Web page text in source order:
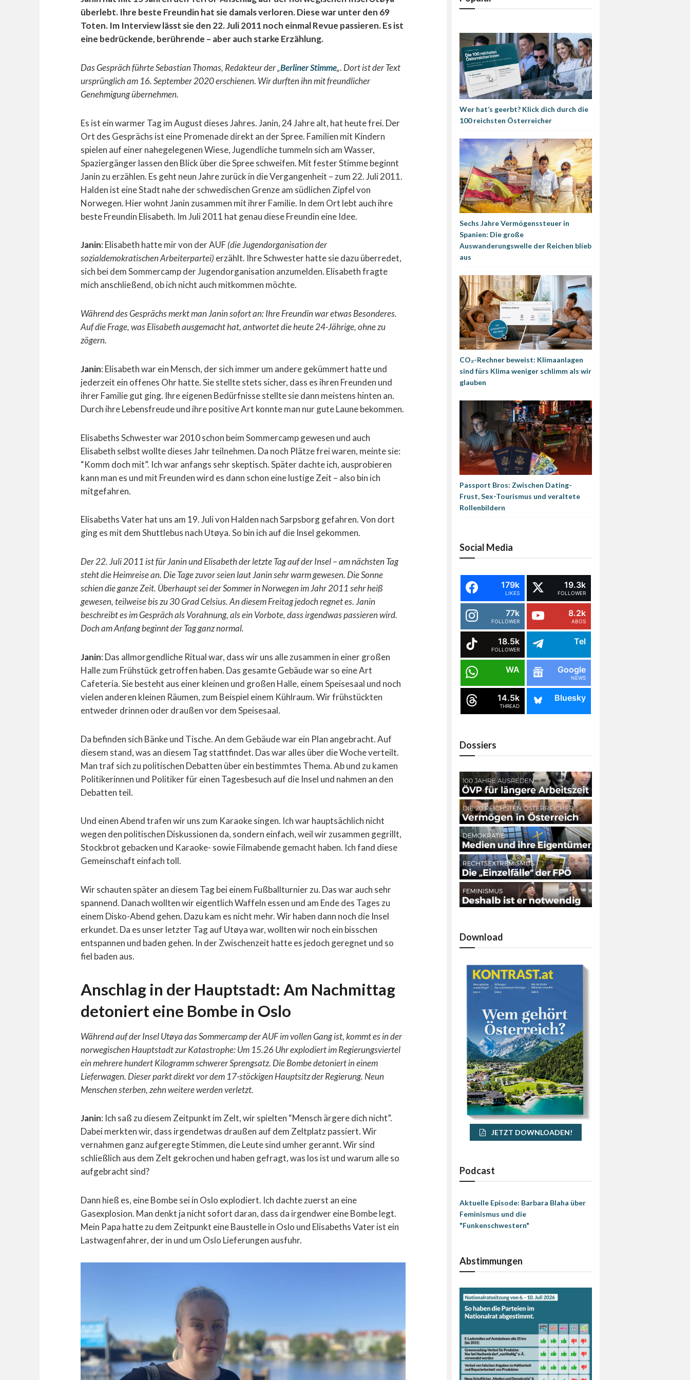
überlebt. Ihre beste Freundin hat sie damals verloren. Diese war unter den 69
Toten. Im Interview lässt sie den 22. Juli 2011 noch einmal Revue passieren. Es ist
eine bedrückende, berührende – aber auch starke Erzählung.
Das Gespräch führte Sebastian Thomas, Redakteur der „Berliner Stimme„. Dort ist der Text
ursprünglich am 16. September 2020 erschienen. Wir durften ihn mit freundlicher
Genehmigung übernehmen.
Es ist ein warmer Tag im August dieses Jahres. Janin, 24 Jahre alt, hat heute frei. Der
Ort des Gesprächs ist eine Promenade direkt an der Spree. Familien mit Kindern
spielen auf einer nahegelegenen Wiese, Jugendliche tummeln sich am Wasser,
Spaziergänger lassen den Blick über die Spree schweifen. Mit fester Stimme beginnt
Janin zu erzählen. Es geht neun Jahre zurück in die Vergangenheit – zum 22. Juli 2011.
Halden ist eine Stadt nahe der schwedischen Grenze am südlichen Zipfel von
Norwegen. Hier wohnt Janin zusammen mit ihrer Familie. In dem Ort lebt auch ihre
beste Freundin Elisabeth. Im Juli 2011 hat genau diese Freundin eine Idee.
Janin: Elisabeth hatte mir von der AUF(die Jugendorganisation der
sozialdemokratischen Arbeiterpartei) erzählt. Ihre Schwester hatte sie dazu überredet,
sich bei dem Sommercamp der Jugendorganisation anzumelden. Elisabeth fragte
mich anschließend, ob ich nicht auch mitkommen möchte.
Während des Gesprächs merkt man Janin sofort an: Ihre Freundin war etwas Besonderes.
Auf die Frage, was Elisabeth ausgemacht hat, antwortet die heute 24-Jährige, ohne zu
zögern.
Janin: Elisabeth war ein Mensch, der sich immer um andere gekümmert hatte und
jederzeit ein offenes Ohr hatte. Sie stellte stets sicher, dass es ihren Freunden und
ihrer Familie gut ging. Ihre eigenen Bedürfnisse stellte sie dann meistens hinten an.
Durch ihre Lebensfreude und ihre positive Art konnte man nur gute Laune bekommen.
Elisabeths Schwester war 2010 schon beim Sommercamp gewesen und auch
Elisabeth selbst wollte dieses Jahr teilnehmen. Da noch Plätze frei waren, meinte sie:
“Komm doch mit”. Ich war anfangs sehr skeptisch. Später dachte ich, ausprobieren
kann man es und mit Freunden wird es dann schon eine lustige Zeit – also bin ich
mitgefahren.
Elisabeths Vater hat uns am 19. Juli von Halden nach Sarpsborg gefahren. Von dort
ging es mit dem Shuttlebus nach Utøya. So bin ich auf die Insel gekommen.
Der 22. Juli 2011 ist für Janin und Elisabeth der letzte Tag auf der Insel – am nächsten Tag
steht die Heimreise an. Die Tage zuvor seien laut Janin sehr warm gewesen. Die Sonne
schien die ganze Zeit. Überhaupt sei der Sommer in Norwegen im Jahr 2011 sehr heiß
gewesen, teilweise bis zu 30 Grad Celsius. An diesem Freitag jedoch regnet es. Janin
beschreibt es im Gespräch als Vorahnung, als ein Vorbote, dass irgendwas passieren wird.
Doch am Anfang beginnt der Tag ganz normal.
Janin: Das allmorgendliche Ritual war, dass wir uns alle zusammen in einer großen
Halle zum Frühstück getroffen haben. Das gesamte Gebäude war so eine Art
Cafeteria. Sie besteht aus einer kleinen und großen Halle, einem Speisesaal und noch
vielen anderen kleinen Räumen, zum Beispiel einem Kühlraum. Wir frühstückten
entweder drinnen oder draußen vor dem Speisesaal.
Da befinden sich Bänke und Tische. An dem Gebäude war ein Plan angebracht. Auf
diesem stand, was an diesem Tag stattfindet. Das war alles über die Woche verteilt.
Man traf sich zu politischen Debatten über ein bestimmtes Thema. Ab und zu kamen
Politikerinnen und Politiker für einen Tagesbesuch auf die Insel und nahmen an den
Debatten teil.
Und einen Abend trafen wir uns zum Karaoke singen. Ich war hauptsächlich nicht
wegen den politischen Diskussionen da, sondern einfach, weil wir zusammen gegrillt,
Stockbrot gebacken und Karaoke- sowie Filmabende gemacht haben. Ich fand diese
Gemeinschaft einfach toll.
Wir schauten später an diesem Tag bei einem Fußballturnier zu. Das war auch sehr
spannend. Danach wollten wir eigentlich Waffeln essen und am Ende des Tages zu
einem Disko-Abend gehen. Dazu kam es nicht mehr. Wir haben dann noch die Insel
erkundet. Da es unser letzter Tag auf Utøya war, wollten wir noch ein bisschen
entspannen und baden gehen. In der Zwischenzeit hatte es jedoch geregnet und so
fiel baden aus.
Anschlag in der Hauptstadt: Am Nachmittag
detoniert eine Bombe in Oslo
Während auf der Insel Utøya das Sommercamp der AUF im vollen Gang ist, kommt es in der
norwegischen Hauptstadt zur Katastrophe: Um 15.26 Uhr explodiert im Regierungsviertel
ein mehrere hundert Kilogramm schwerer Sprengsatz. Die Bombe detoniert in einem
Lieferwagen. Dieser parkt direkt vor dem 17-stöckigen Hauptsitz der Regierung. Neun
Menschen sterben, zehn weitere werden verletzt.
Janin: Ich saß zu diesem Zeitpunkt im Zelt, wir spielten “Mensch ärgere dich nicht”.
Dabei merkten wir, dass irgendetwas draußen auf dem Zeltplatz passiert. Wir
vernahmen ganz aufgeregte Stimmen, die Leute sind umher gerannt. Wir sind
schließlich aus dem Zelt gekrochen und haben gefragt, was los ist und warum alle so
aufgebracht sind?
Dann hieß es, eine Bombe sei in Oslo explodiert. Ich dachte zuerst an eine
Gasexplosion. Man denkt ja nicht sofort daran, dass da irgendwer eine Bombe legt.
Mein Papa hatte zu dem Zeitpunkt eine Baustelle in Oslo und Elisabeths Vater ist ein
Lastwagenfahrer, der in und um Oslo Lieferungen ausfuhr.
Wer hat’s geerbt? Klick dich durch die
100 reichsten Österreicher
Sechs Jahre Vermögenssteuer in
Spanien: Die große
Auswanderungswelle der Reichen blieb
aus
CO₂-Rechner beweist: Klimaanlagen
sind fürs Klima weniger schlimm als wir
glauben
Passport Bros: Zwischen Dating-
Frust, Sex-Tourismus und veraltete
Rollenbildern
Social Media
179k
LIKES
19.3k
FOLLOWER
77k
FOLLOWER
8.2k
ABOS
18.5k
FOLLOWER
Tel
WA Google
NEWS
14.5k
THREAD
Bluesky
Dossiers
Download
JETZT DOWNLOADEN!
Podcast
Aktuelle Episode: Barbara Blaha über
Feminismus und die
"Funkenschwestern"
Abstimmungen